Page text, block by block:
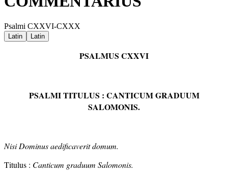
Psalmi CXXVI-CXXX
Latin Latin
PSALMUS CXXVI
PSALMI TITULUS : CANTICUM GRADUUM
SALOMONIS.
Nisi Dominus aedificaverit domum.
Titulus : Canticum graduum Salomonis.